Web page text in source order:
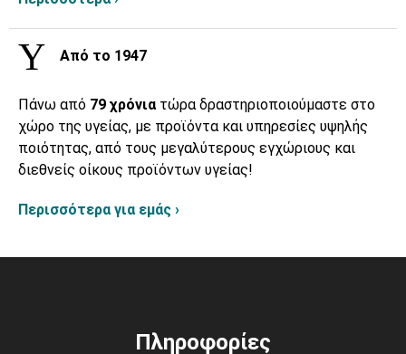
Από το 1947
Πάνω από 79 χρόνια τώρα δραστηριοποιούμαστε στο
χώρο της υγείας, με προϊόντα και υπηρεσίες υψηλής
ποιότητας, από τους μεγαλύτερους εγχώριους και
διεθνείς οίκους προϊόντων υγείας!
Περισσότερα για εμάς ›
Πληροφορίες